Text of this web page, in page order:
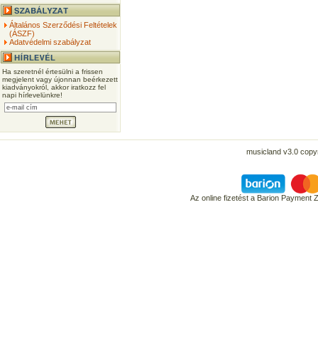
Általános Szerződési Feltételek
(ÁSZF)
Adatvédelmi szabályzat
Ha szeretnél értesülni a frissen
megjelent vagy újonnan beérkezett
kiadványokról, akkor iratkozz fel
napi hírlevelünkre!
musicland v3.0
Az online fizetést a Barion Payment